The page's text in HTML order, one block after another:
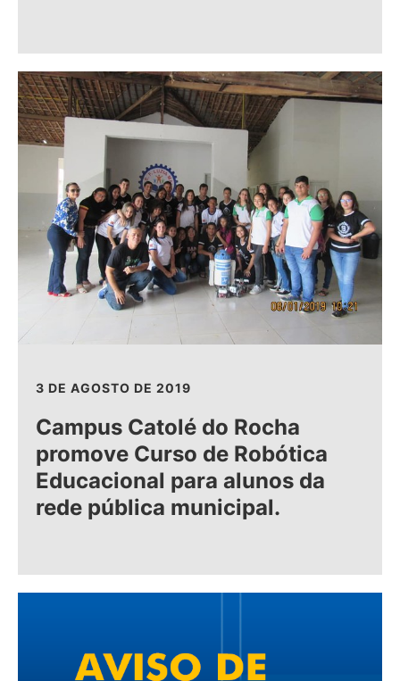
3 DE AGOSTO DE 2019
Campus Catolé do Rocha
promove Curso de Robótica
Educacional para alunos da
rede pública municipal.